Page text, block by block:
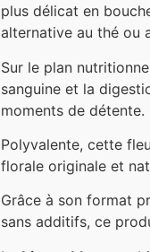
plus délicat en
alternative au thé ou
Sur le plan
sanguine et la
moments de détente.
Polyvalente, cette
florale originale et
Grâce à son format
sans additifs, ce